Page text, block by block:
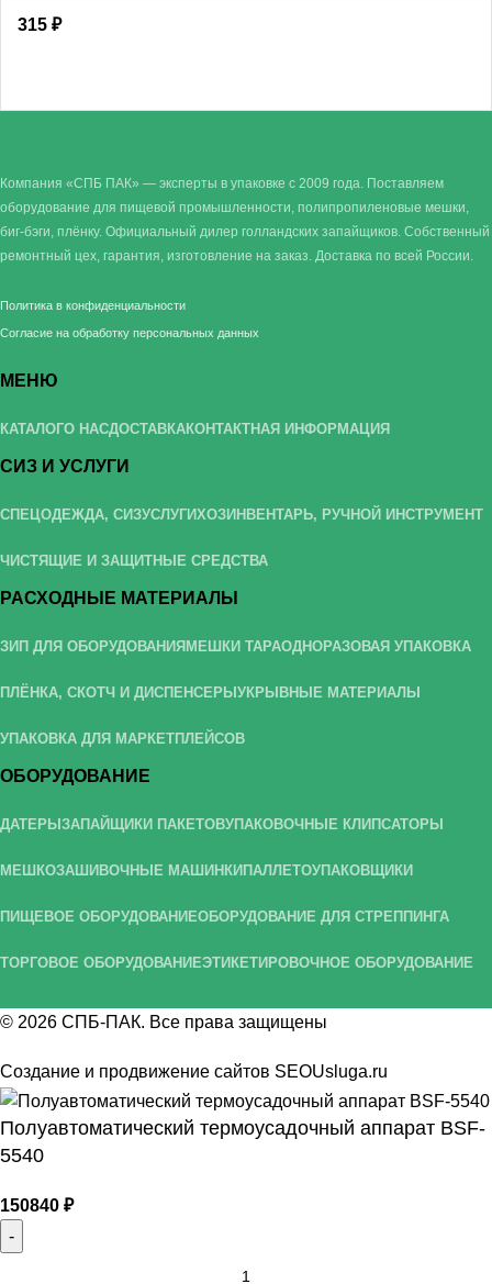
315 ₽
Компания «СПБ ПАК» — эксперты в упаковке с 2009 года. Поставляем
оборудование для пищевой промышленности, полипропиленовые мешки,
биг-бэги, плёнку. Официальный дилер голландских запайщиков. Собственный
ремонтный цех, гарантия, изготовление на заказ. Доставка по всей России.
Политика в конфиденциальности
Согласие на обработку персональных данных
МЕНЮ
КАТАЛОГО НАСДОСТАВКАКОНТАКТНАЯ ИНФОРМАЦИЯ
СИЗ И УСЛУГИ
СПЕЦОДЕЖДА, СИЗУСЛУГИХОЗИНВЕНТАРЬ, РУЧНОЙ ИНСТРУМЕНТ
ЧИСТЯЩИЕ И ЗАЩИТНЫЕ СРЕДСТВА
РАСХОДНЫЕ МАТЕРИАЛЫ
ЗИП ДЛЯ ОБОРУДОВАНИЯ МЕШКИ ТАРАОДНОРАЗОВАЯ УПАКОВКА
ПЛЁНКА, СКОТЧ И ДИСПЕНСЕРЫ УКРЫВНЫЕ МАТЕРИАЛЫ
УПАКОВКА ДЛЯ МАРКЕТПЛЕЙСОВ
ОБОРУДОВАНИЕ
ДАТЕРЫ ЗАПАЙЩИКИ ПАКЕТОВУПАКОВОЧНЫЕ КЛИПСАТОРЫ
МЕШКОЗАШИВОЧНЫЕ МАШИНКИ ПАЛЛЕТОУПАКОВЩИКИ
ПИЩЕВОЕ ОБОРУДОВАНИЕОБОРУДОВАНИЕ ДЛЯ СТРЕППИНГА
ТОРГОВОЕ ОБОРУДОВАНИЕЭТИКЕТИРОВОЧНОЕ ОБОРУДОВАНИЕ
© 2026 СПБ-ПАК. Все права защищены
Создание и продвижение сайтов SEOUsluga.ru
Полуавтоматический термоусадочный аппарат BSF-
5540
150840 ₽